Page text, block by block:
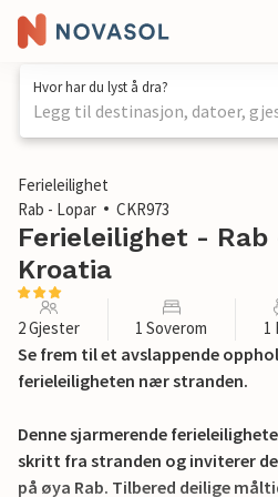
Hvor har du lyst å dra?
Legg til destinasjon, datoer,
1 / 12
Ferieleilighet
Rab - Lopar
CKR973
Ferieleilighet - Rab
Kroatia
2 Gjester 1 Soverom 1
Se frem til et avslappende
ferieleiligheten nær stranden.
Denne sjarmerende
skritt fra stranden og inviterer
på øya Rab. Tilbered deilige